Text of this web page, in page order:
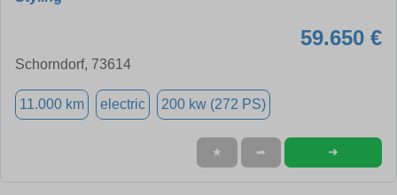
59.650 €
Schorndorf, 73614
11.000 km electric 200 kw (272 PS)
★ ➦ ➜